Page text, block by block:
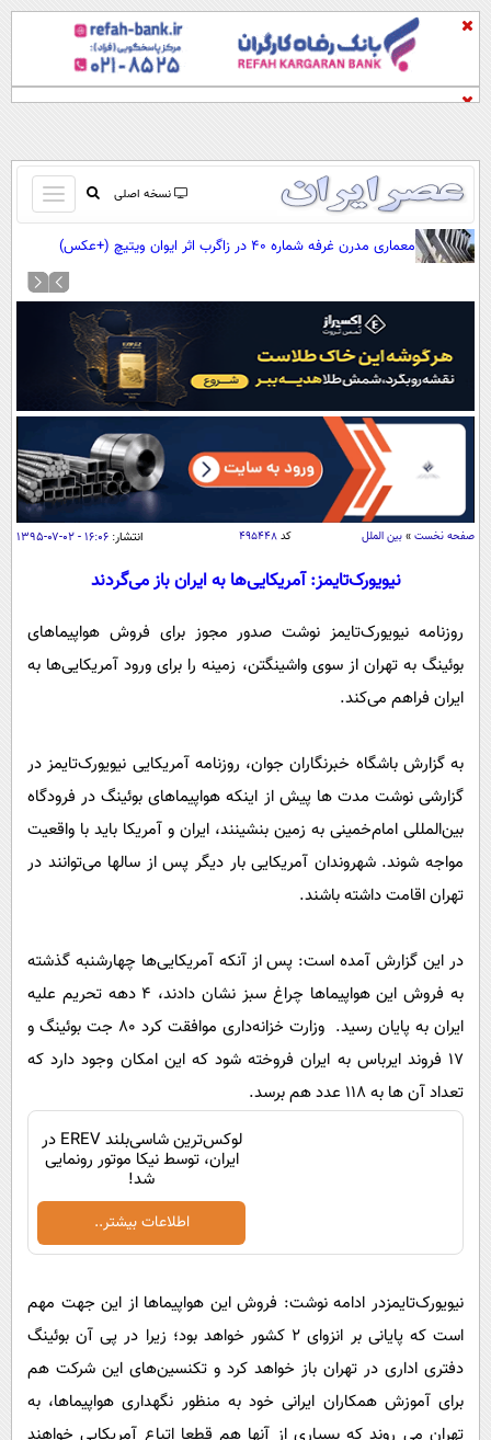
نسخه اصلی
باز
و
کردن
صفحه اول
آرشیو
نظرسنجی
آب و هوا
اوقات شرعی
سواد زندگی
اقتصاد
اقتصادی
جامعه
محیط زیست
بین الملل
فناوری و It
علمی
اخبار کریپتو
قرآن
گوناگون
سرگرمی
باشگاه مغز
فیلم
اقتصاد
سیاست
سرگرمی
فناوری
حوادث
محیط زیست
اجتماعی
سیاست خارجی
عصر ایران 2
پیامک
روانشناسی
آشپزی
دانلود
معماری مدرن غرفه شماره ۴۰ در زاگرب اثر ایوان ویتیچ (+عکس)
صفحه نخست » بین الملل کد۴۹۵۴۴۸ انتشار: ۱۶:۰۶ - ۰۲-۰۷-۱۳۹۵
نیویورک‌تایمز: آمریکایی‌ها به ایران باز می‌گردند
روزنامه نیویورک‌تایمز نوشت صدور مجوز برای فروش هواپیماهای
بوئینگ به تهران از سوی واشینگتن، زمینه را برای ورود آمریکایی‌ها به
ایران فراهم می‌کند.
به گزارش باشگاه خبرنگاران جوان، روزنامه آمریکایی نیویورک‌تایمز در
گزارشی نوشت مدت ها پیش از اینکه هواپیماهای بوئینگ در فرودگاه
بین‌المللی امام‌خمینی به زمین بنشینند، ایران و آمریکا باید با واقعیت
مواجه شوند. شهروندان آمریکایی بار دیگر پس از سالها می‌توانند در
تهران اقامت داشته باشند.
در این گزارش آمده است: پس از آنکه آمریکایی‌ها چهارشنبه گذشته
به فروش این هواپیماها چراغ سبز نشان دادند، 4 دهه تحریم علیه
ایران به پایان رسید. وزارت خزانه‌داری موافقت کرد 80 جت بوئینگ و
17 فروند ایرباس به ایران فروخته شود که این امکان وجود دارد که
تعداد آن ها به 118 عدد هم برسد.
لوکس‌ترین شاسی‌بلند EREV در
ایران، توسط نیکا موتور رونمایی
شد!
اطلاعات بیشتر..
نیویورک‌تایمزدر ادامه نوشت: فروش این هواپیماها از این جهت مهم
است که پایانی بر انزوای 2 کشور خواهد بود؛ زیرا در پی آن بوئینگ
دفتری اداری در تهران باز خواهد کرد و تکنسین‌های این شرکت هم
برای آموزش همکاران ایرانی خود به منظور نگهداری هواپیماها، به
تهران می روند که بسیاری از آنها هم قطعا اتباع آمریکایی خواهند